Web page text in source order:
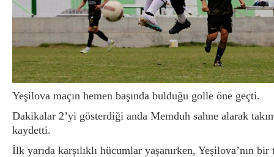
Yeşilova maçın hemen başında bulduğu golle öne geçti.
Dakikalar 2’yi gösterdiği anda Memduh sahne alarak
kaydetti.
İlk yarıda karşılıklı hücumlar yaşanırken, Yeşilova’nın